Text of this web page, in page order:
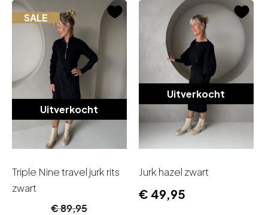
Uitverkocht
SALE
Triple Nine travel jurk rits
zwart
€89,95
Oorspronkelijke
Huidige
Uitverkocht
Jurk hazel zwart
€ 49,95